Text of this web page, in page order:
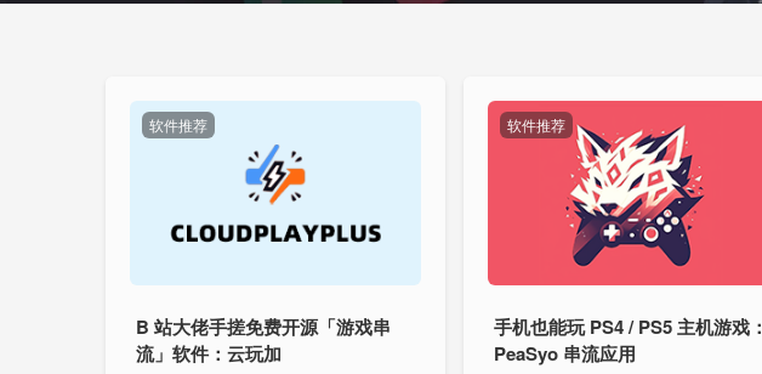
软件推荐
B 站大佬手搓免费开源「游戏串
流」软件：云玩加
软件推荐
手机也能玩 PS4 / PS5 主机游戏：
PeaSyo 串流应用